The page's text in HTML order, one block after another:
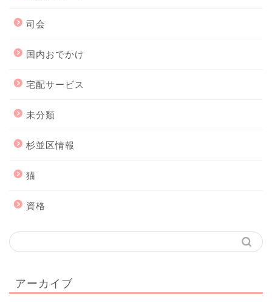
司会
国内おでかけ
宅配サービス
未分類
杉並区情報
猫
資格
アーカイブ